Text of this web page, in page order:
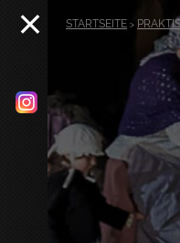
STARTSEITE >